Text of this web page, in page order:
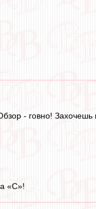
- говно! Захочешь
«С»!